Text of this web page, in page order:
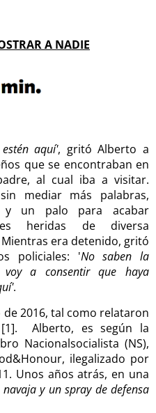
A NADIE
aquí', gritó Alberto a
que se encontraban en
al cual iba a visitar.
mediar más palabras,
y un palo para acabar
heridas de diversa
era detenido, gritó
policiales: 'No saben la
a consentir que haya
.
2016, tal como relataron
Alberto, es según la
Nacionalsocialista (NS),
ilegalizado por
Unos años atrás, en una
y un spray de defensa